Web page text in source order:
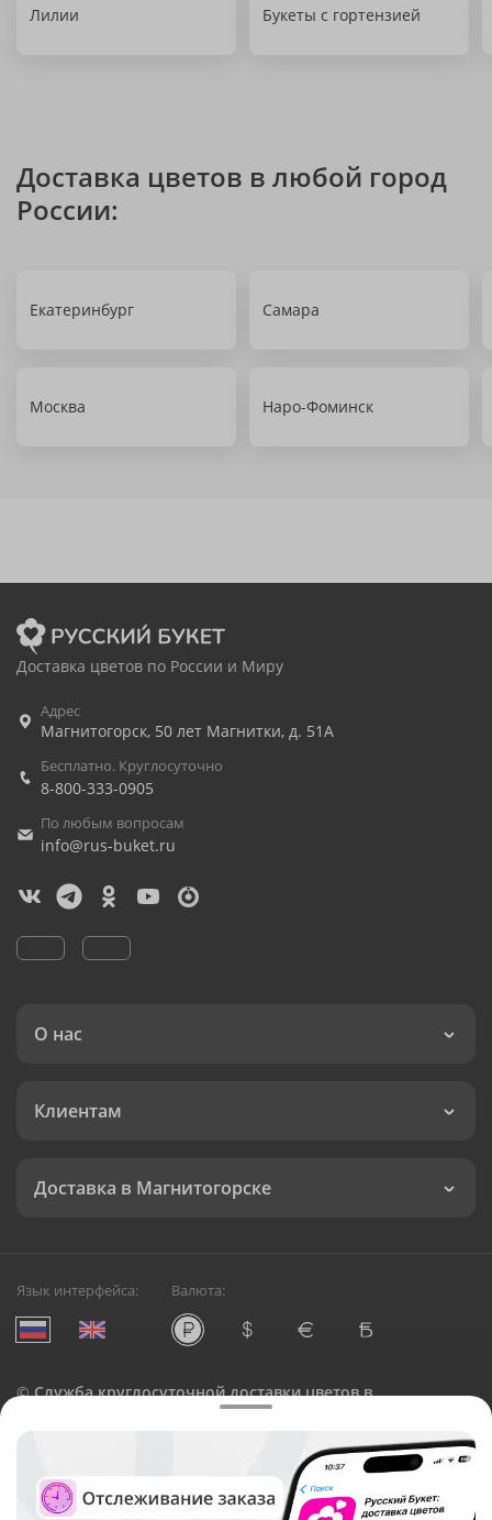
Лилии Букеты с гортензией
Доставка цветов в любой город
России:
Екатеринбург Самара
Москва Наро-Фоминск
Доставка цветов по России и Миру
Адрес
Магнитогорск, 50 лет Магнитки, д. 51А
Бесплатно. Круглосуточно
8-800-333-0905
По любым вопросам
info@rus-buket.ru
О нас
Клиентам
Доставка в Магнитогорске
Язык интерфейса: Валюта:
©Служба круглосуточной доставки цветов в
Русский Букет, 2026
Общество с ограниченной ответственностью «Технология»
ОГРН: 1195476081745, ИНН: 5410081997